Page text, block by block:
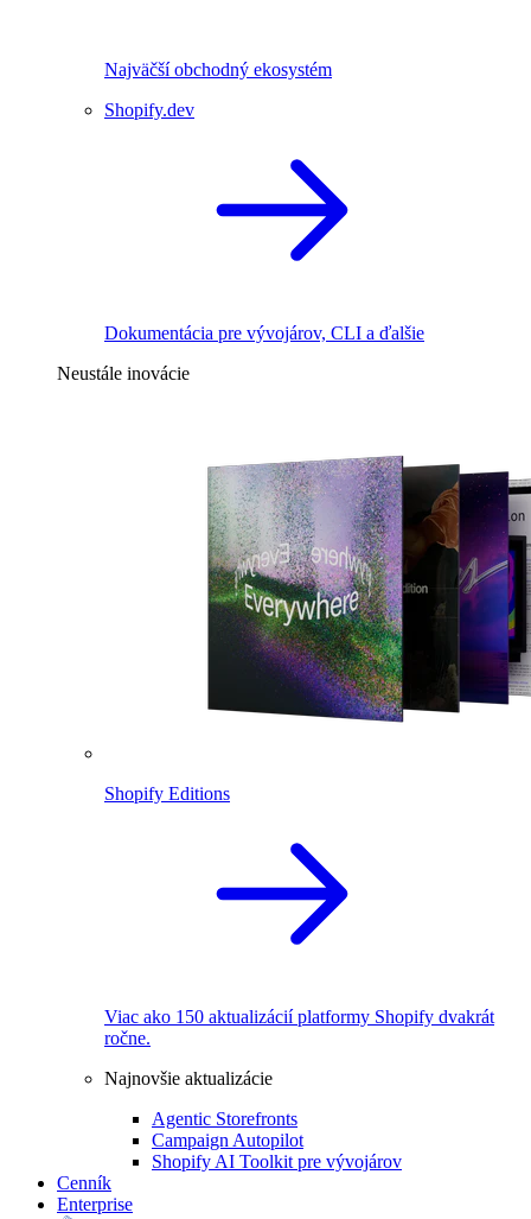
Najväčší obchodný ekosystém
Shopify.dev
Dokumentácia pre vývojárov, CLI a ďalšie
Neustále inovácie
Shopify Editions
Viac ako 150 aktualizácií platformy Shopify dvakrát
ročne.
Najnovšie aktualizácie
Agentic Storefronts
Campaign Autopilot
Shopify AI Toolkit pre vývojárov
Cenník
Enterprise